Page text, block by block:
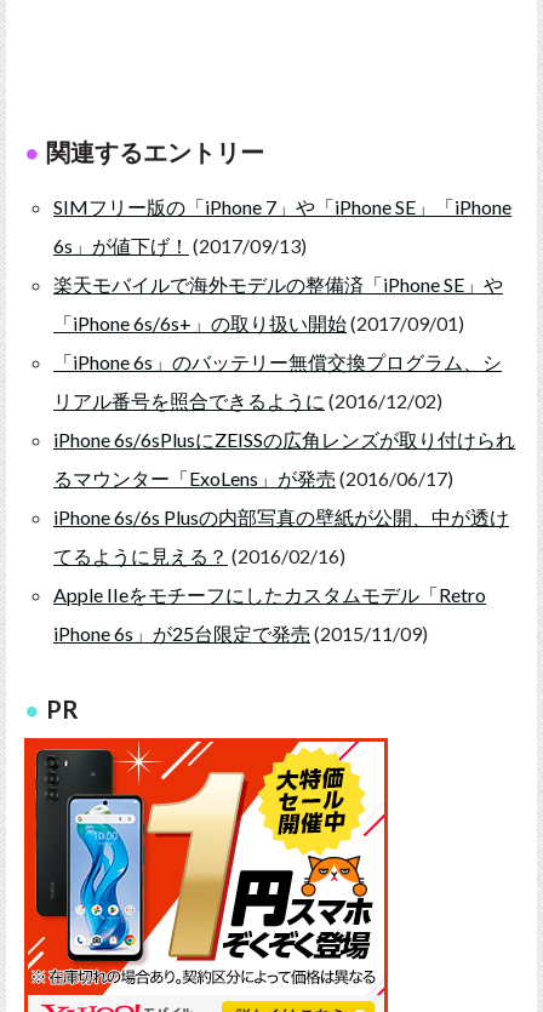
関連するエントリー
SIMフリー版の「iPhone 7」や「iPhone SE」「iPhone
6s」が値下げ！ (2017/09/13)
楽天モバイルで海外モデルの整備済「iPhone SE」や
「iPhone 6s/6s+」の取り扱い開始(2017/09/01)
「iPhone 6s」のバッテリー無償交換プログラム、シ
リアル番号を照合できるように (2016/12/02)
iPhone 6s/6sPlusにZEISSの広角レンズが取り付けられ
るマウンター「ExoLens」が発売 (2016/06/17)
iPhone 6s/6s Plusの内部写真の壁紙が公開、中が透け
てるように見える？ (2016/02/16)
Apple IIeをモチーフにしたカスタムモデル「Retro
iPhone 6s」が25台限定で発売 (2015/11/09)
PR